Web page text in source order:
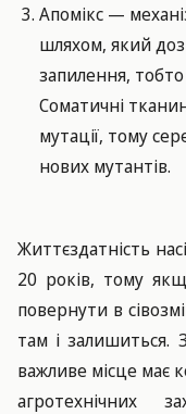
Апомікс —
шляхом, який
запилення,
Соматичні
мутації, тому
нових мутантів.
Життєздатність
20 років, тому
повернути в
там і залишиться.
важливе місце має
агротехнічних